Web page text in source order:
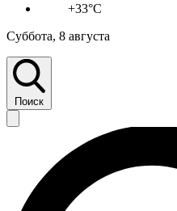
+33°C
Суббота, 8 августа
Поиск